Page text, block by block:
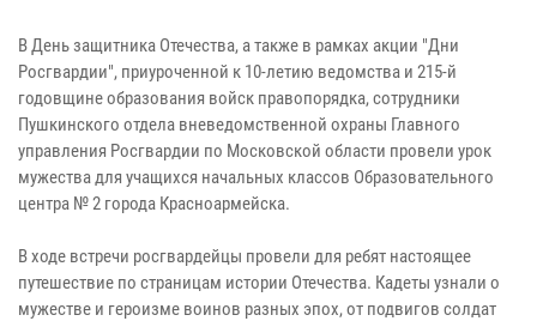
В День защитника Отечества, а также в рамках акции "Дни
Росгвардии", приуроченной к 10-летию ведомства и 215-й
годовщине образования войск правопорядка, сотрудники
Пушкинского отдела вневедомственной охраны Главного
управления Росгвардии по Московской области провели урок
мужества для учащихся начальных классов Образовательного
центра № 2 города Красноармейска.
В ходе встречи росгвардейцы провели для ребят настоящее
путешествие по страницам истории Отечества. Кадеты узнали о
мужестве и героизме воинов разных эпох, от подвигов солдат